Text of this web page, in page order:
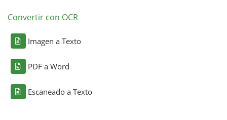
Convertir con OCR
Imagen a Texto
PDF a Word
Escaneado a Texto